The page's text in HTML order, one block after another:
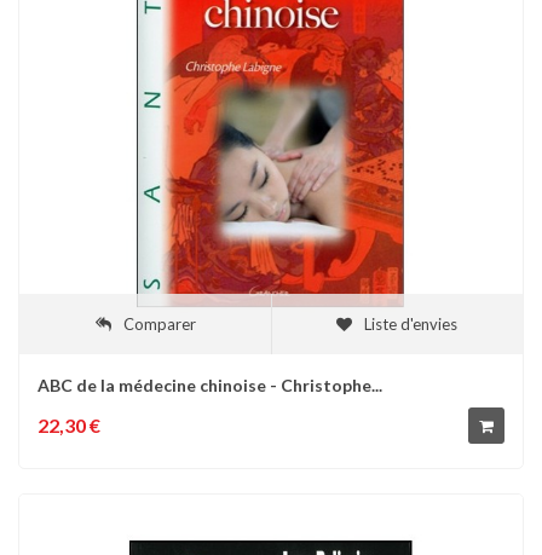
Comparer Liste d'envies
ABC de la médecine chinoise - Christophe...
22,30 €